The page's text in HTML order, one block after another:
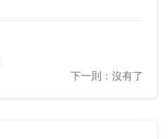
下一則：沒有了